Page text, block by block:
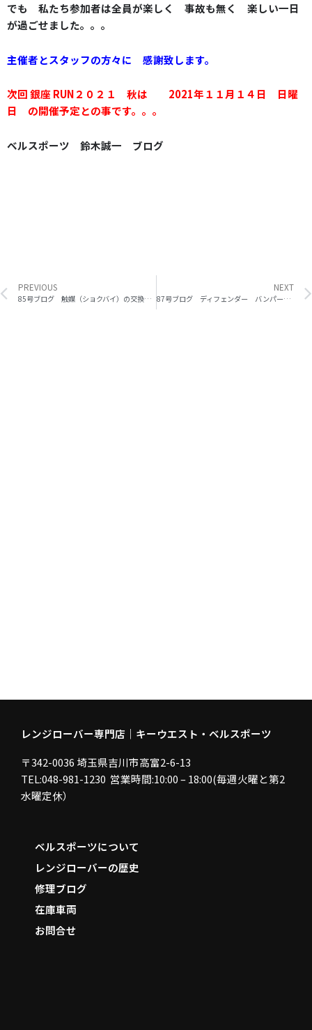
でも 私たち参加者は全員が楽しく 事故も無く 楽しい一日
が過ごせました。。。
主催者とスタッフの方々に 感謝致します。
次回 銀座 RUN２０２１ 秋は 2021年１１月１４日 日曜
日 の開催予定との事です。。。
ベルスポーツ 鈴木誠一 ブログ
PREVIOUS
85号ブログ 触媒（ショクバイ）の交換 排気漏れ 修理 その3
NEXT
87号ブログ ディフェンダー バンパーカバー 取り付け その１
レンジローバー専門店｜キーウエスト・ベルスポーツ
〒342-0036 埼玉県吉川市高富2-6-13
TEL:048-981-1230 営業時間:10:00 – 18:00(毎週火曜と第2
水曜定休）
ベルスポーツについて
レンジローバーの歴史
修理ブログ
在庫車両
お問合せ